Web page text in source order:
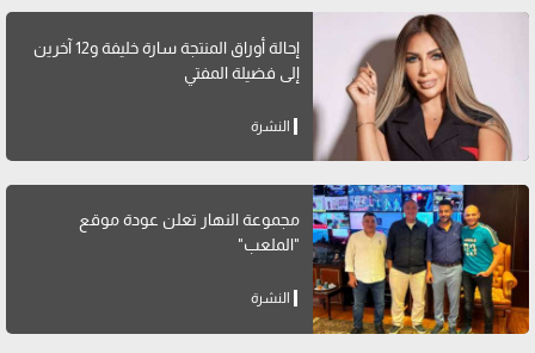
إحالة أوراق المنتجة سارة خليفة و12 آخرين
إلى فضيلة المفتي
النشرة
مجموعة النهار تعلن عودة موقع
"الملعب"
النشرة